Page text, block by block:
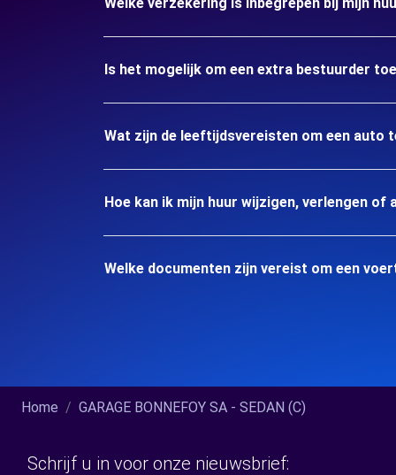
Is het mogelijk om een extra bestuurder
Wat zijn de leeftijdsvereisten om een auto
Hoe kan ik mijn huur wijzigen, verlengen of
Welke documenten zijn vereist om een
Home GARAGE BONNEFOY SA - SEDAN (C)
Schrijf u in voor onze nieuwsbrief: